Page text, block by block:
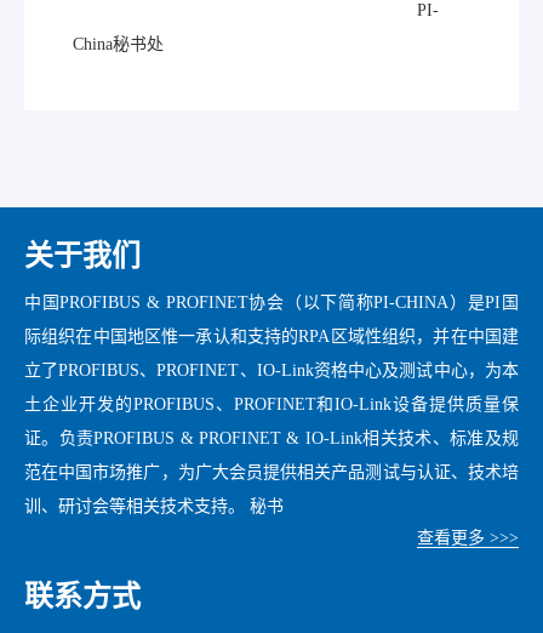
PI-
China秘书处
关于我们
中国PROFIBUS & PROFINET协会（以下简称PI-CHINA）是PI国
际组织在中国地区惟一承认和支持的RPA区域性组织，并在中国建
立了PROFIBUS、PROFINET、IO-Link资格中心及测试中心，为本
土企业开发的PROFIBUS、PROFINET和IO-Link设备提供质量保
证。负责PROFIBUS & PROFINET & IO-Link相关技术、标准及规
范在中国市场推广，为广大会员提供相关产品测试与认证、技术培
训、研讨会等相关技术支持。 秘书
查看更多 >>>
联系方式